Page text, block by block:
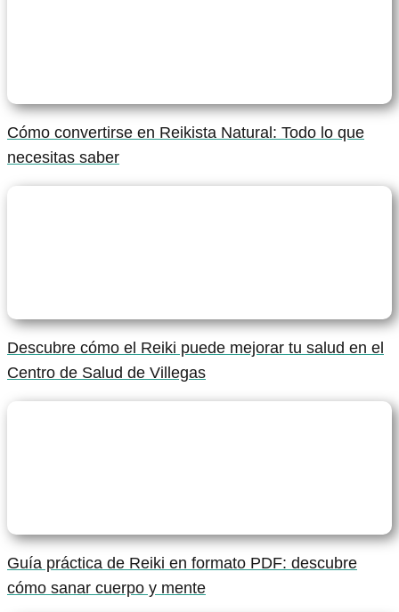
Cómo convertirse en Reikista Natural: Todo lo que
necesitas saber
Descubre cómo el Reiki puede mejorar tu salud en el
Centro de Salud de Villegas
Guía práctica de Reiki en formato PDF: descubre
cómo sanar cuerpo y mente